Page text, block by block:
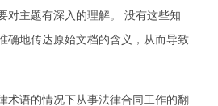
对主题有深入的理解。 没有这些知
确地传达原始文档的含义，从而导致
术语的情况下从事法律合同工作的翻